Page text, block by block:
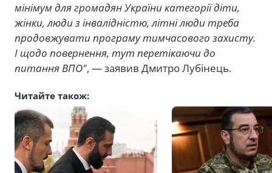
мінімум для громадян України категорії діти,
жінки, люди з інвалідністю, літні люди треба
продовжувати програму тимчасового захисту.
І щодо повернення, тут перетікаючи до
питання ВПО", — заявив Дмитро Лубінець.
Читайте також: